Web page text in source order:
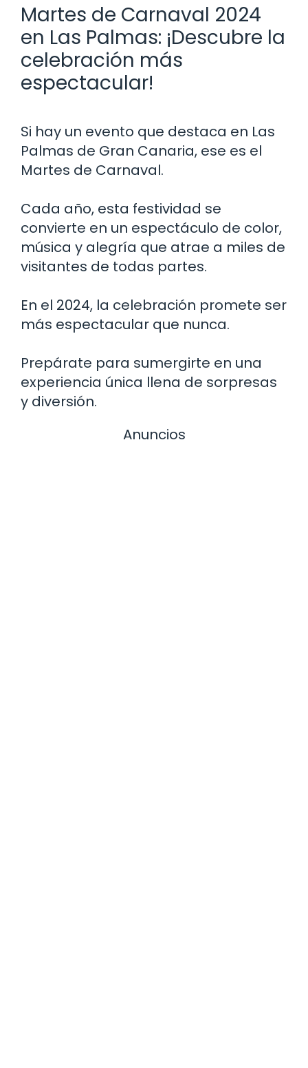
Martes de Carnaval 2024
en Las Palmas: ¡Descubre la
celebración más
espectacular!
Si hay un evento que destaca en Las
Palmas de Gran Canaria, ese es el
Martes de Carnaval.
Cada año, esta festividad se
convierte en un espectáculo de color,
música y alegría que atrae a miles de
visitantes de todas partes.
En el 2024, la celebración promete ser
más espectacular que nunca.
Prepárate para sumergirte en una
experiencia única llena de sorpresas
y diversión.
Anuncios